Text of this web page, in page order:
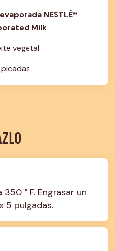
NESTLÉ®
Milk
vegetal
° F. Engrasar un
5 pulgadas.